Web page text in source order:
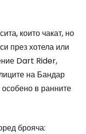
които чакат, но
през хотела или
Dart Rider,
на Бандар
в ранните
брояча: